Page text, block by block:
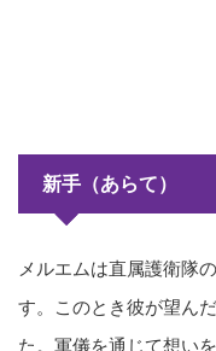
新手（あらて）
メルエムは直属護衛隊
す。このとき彼が望ん
た。軍儀を通じて想い